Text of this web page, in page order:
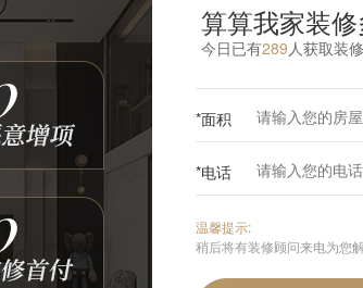
厅、客厅连成一体， 整体风格统一，视
算算我家装
今日已有289 人获取装
*面积
*电话
温馨提示:
稍后将有装修顾问来电为您